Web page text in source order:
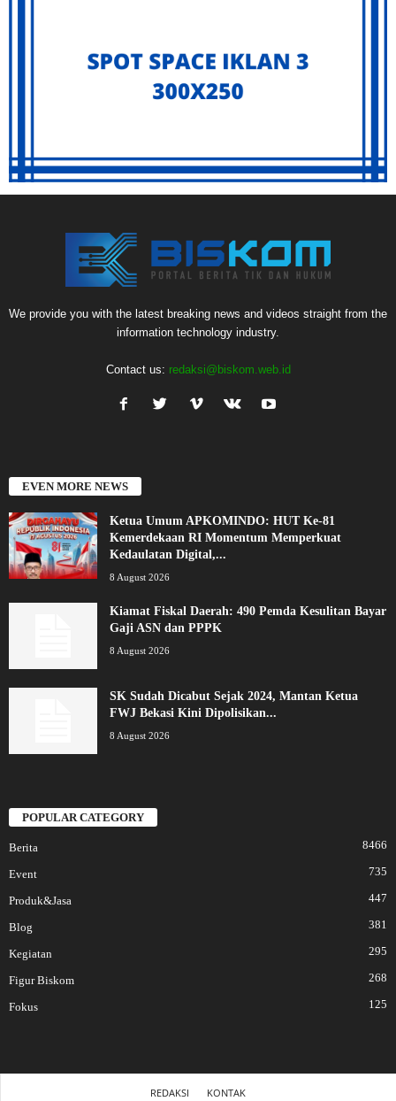
We provide you with the latest breaking news and videos straight from the
information technology industry.
Contact us: redaksi@biskom.web.id
EVEN MORE NEWS
Ketua Umum APKOMINDO: HUT Ke-81
Kemerdekaan RI Momentum Memperkuat
Kedaulatan Digital,...
8 August 2026
Kiamat Fiskal Daerah: 490 Pemda Kesulitan Bayar
Gaji ASN dan PPPK
8 August 2026
SK Sudah Dicabut Sejak 2024, Mantan Ketua
FWJ Bekasi Kini Dipolisikan...
8 August 2026
POPULAR CATEGORY
Berita 8466
Event 735
Produk&Jasa 447
Blog 381
Kegiatan 295
Figur Biskom 268
Fokus 125
REDAKSI KONTAK